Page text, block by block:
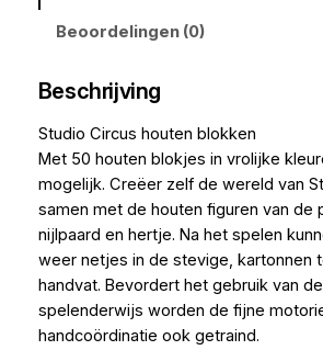
Beoordelingen (0)
Beschrijving
Studio Circus houten blokken
Met 50 houten blokjes in vrolijke
mogelijk. Creëer zelf de wereld van
samen met de houten figuren van de
nijlpaard en hertje. Na het spelen
weer netjes in de stevige, kartonnen
handvat. Bevordert het gebruik van
spelenderwijs worden de fijne
handcoördinatie ook getraind.